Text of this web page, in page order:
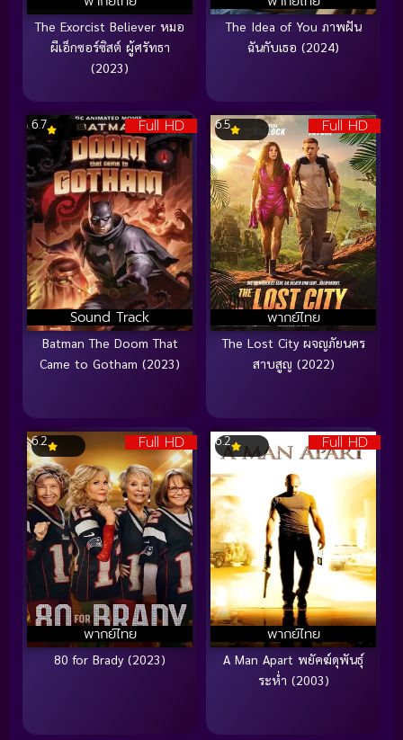
The Exorcist Believer หมอ
ผีเอ็กซอร์ซิสต์ ผู้ศรัทธา
(2023)
The Idea of You ภาพฝัน
ฉันกับเธอ (2024)
Full HD
Sound Track
6.7
Batman The Doom That
Came to Gotham (2023)
Full HD
พากย์ไทย
6.5
The Lost City ผจญภัยนคร
สาบสูญ (2022)
Full HD
พากย์ไทย
6.2
80 for Brady (2023)
Full HD
พากย์ไทย
6.2
A Man Apart พยัคฆ์ดุพันธุ์
ระห่ำ (2003)